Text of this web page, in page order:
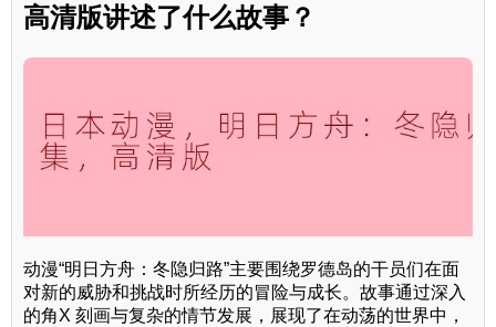
高清版讲述了什么故事？
动漫“明日方舟：冬隐归路”主要围绕罗德岛的干员们在面
对新的威胁和挑战时所经历的冒险与成长。故事通过深入
的角X 刻画与复杂的情节发展，展现了在动荡的世界中，